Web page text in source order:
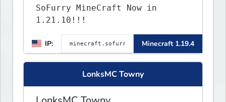
SoFurry MineCraft Now in
1.21.10!!!
IP: Minecraft 1.19.4
LonksMC Towny